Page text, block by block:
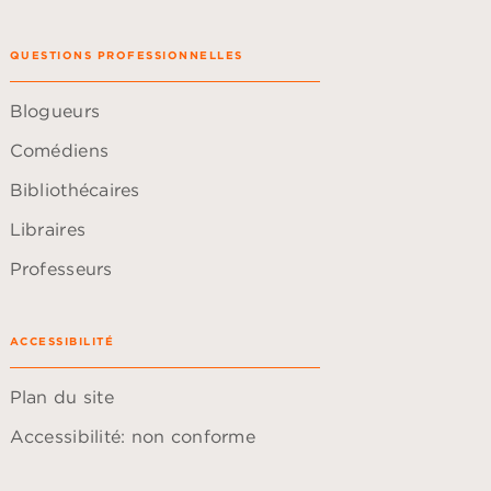
QUESTIONS PROFESSIONNELLES
Blogueurs
Comédiens
Bibliothécaires
Libraires
Professeurs
ACCESSIBILITÉ
Plan du site
Accessibilité: non conforme